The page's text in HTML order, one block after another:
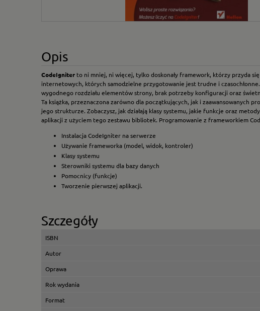
Opis
CodeIgniter to ni mniej, ni więcej, tylko doskonały framework, którzy przyda
internetowych, których samodzielne przygotowanie jest trudne i
wygodnego rozdziału elementów strony, brak potrzeby konfiguracji oraz
Ta książka, przeznaczona zarówno dla początkujących, jak i zaawansowanych
jego strukturze. Zobaczysz, jak działają klasy systemu, jakie funkcje oraz
aplikacji z użyciem tego zestawu bibliotek. Programowanie z frameworkiem
Instalacja CodeIgniter na serwerze
Używanie frameworka (model, widok, kontroler)
Klasy systemu
Sterowniki systemu dla bazy danych
Pomocnicy (funkcje)
Tworzenie pierwszej aplikacji.
Szczegóły
ISBN
Autor
Oprawa
Rok wydania
Format